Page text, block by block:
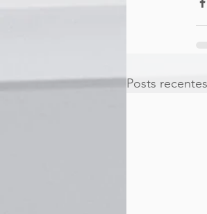
Posts recentes